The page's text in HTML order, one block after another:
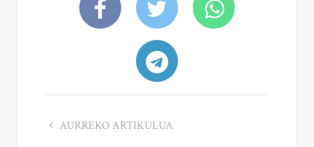
AURREKO ARTIKULUA